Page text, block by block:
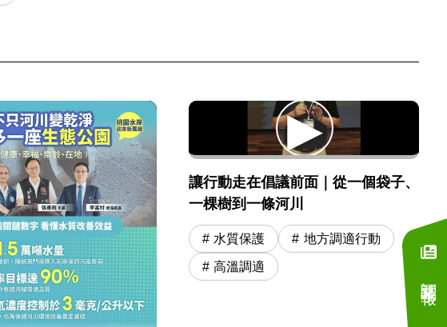
讓行動走在倡議前面｜從一個袋子、
一棵樹到一條河川
水質保護 地方調適行動
高溫調適